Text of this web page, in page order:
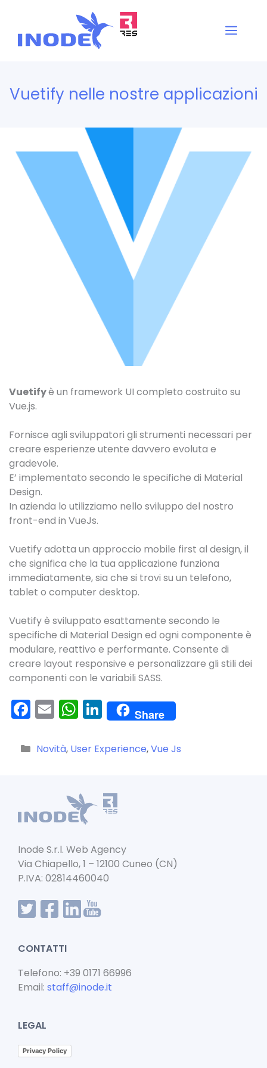
contenuto
Vuetify nelle nostre applicazioni
Vuetifyè un framework UI completo costruito su
Vue.js.
Fornisce agli sviluppatori gli strumenti necessari per
creare esperienze utente davvero evoluta e
gradevole.
E’ implementato secondo le specifiche di Material
Design.
In azienda lo utilizziamo nello sviluppo del nostro
front-end in VueJs.
Vuetify adotta un approccio mobile first al design, il
che significa che la tua applicazione funziona
immediatamente, sia che si trovi su un telefono,
tablet o computer desktop.
Vuetify è sviluppato esattamente secondo le
specifiche di Material Design ed ogni componente è
modulare, reattivo e performante. Consente di
creare layout responsive e personalizzare gli stili dei
componenti con le variabili SASS.
F
c
o
o
k
E
ai
W
a
p
p
Li
n
k
n
Share
Categorie
Novità, User Experience,Vue Js
Inode S.r.l. Web Agency
Via Chiapello, 1 – 12100 Cuneo (CN)
P.IVA: 02814460040
CONTATTI
Telefono: +39 0171 66996
Email: staff@inode.it
LEGAL
Privacy Policy